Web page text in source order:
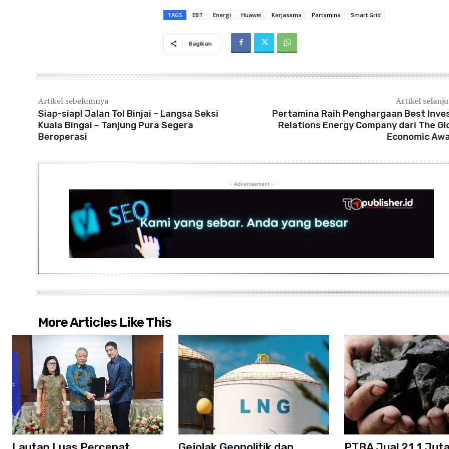
TAGS EBT Energi Huawei Kerjasama Pertamina Smart Grid
Bagikan
Artikel sebelumnya
Siap-siap! Jalan Tol Binjai – Langsa Seksi
Kuala Bingai – Tanjung Pura Segera
Beroperasi
Artikel
Pertamina Raih Penghargaan Best
Relations Energy Company dari The
Economic
- Advertisement -
More Articles Like This